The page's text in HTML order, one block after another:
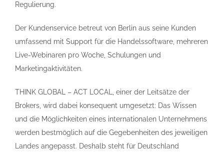
Regulierung.
Der Kundenservice betreut von Berlin aus seine Kunden
umfassend mit Support für die Handelssoftware, mehreren
Live-Webinaren pro Woche, Schulungen und
Marketingaktivitäten.
THINK GLOBAL – ACT LOCAL, einer der Leitsätze der
Brokers, wird dabei konsequent umgesetzt: Das Wissen
und die Möglichkeiten eines internationalen Unternehmens
werden bestmöglich auf die Gegebenheiten des jeweiligen
Landes angepasst. Deshalb steht für Deutschland